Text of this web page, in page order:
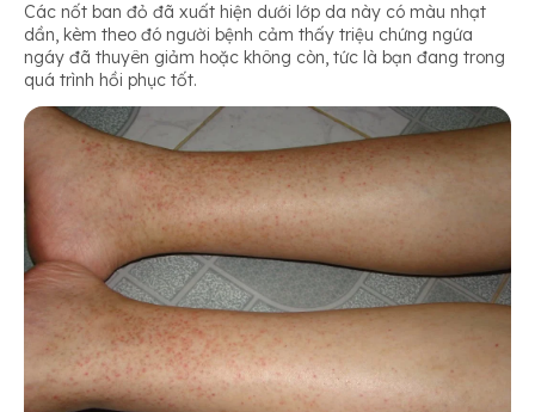
Các nốt ban đỏ đã xuất hiện dưới lớp da này có màu nhạt
dần, kèm theo đó người bệnh cảm thấy triệu chứng ngứa
ngáy đã thuyên giảm hoặc không còn, tức là bạn đang trong
quá trình hồi phục tốt.